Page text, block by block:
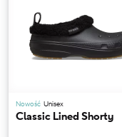
Nowość Unisex
Classic Lined Shorty